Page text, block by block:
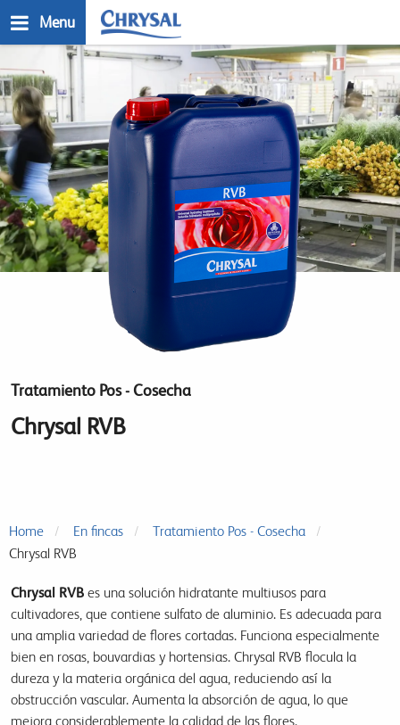
to
content
Menu
Tratamiento Pos - Cosecha
Chrysal RVB
Home En fincas
Tratamiento Pos - Cosecha
Chrysal RVB
Chrysal RVB es una solución hidratante multiusos para
cultivadores, que contiene sulfato de aluminio. Es adecuada para
una amplia variedad de flores cortadas. Funciona especialmente
bien en rosas, bouvardias y hortensias. Chrysal RVB flocula la
dureza y la materia orgánica del agua, reduciendo así la
obstrucción vascular. Aumenta la absorción de agua, lo que
mejora considerablemente la calidad de las flores.